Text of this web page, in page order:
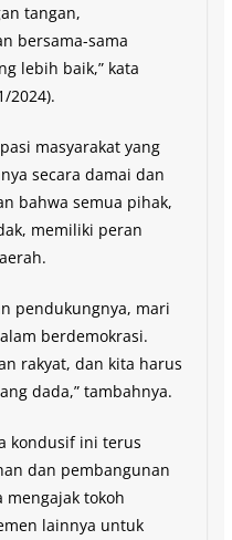
tangan,
bersama-sama
lebih baik,” kata
2024).
masyarakat yang
secara damai dan
bahwa semua pihak,
memiliki peran
pendukungnya, mari
berdemokrasi.
rakyat, dan kita harus
dada,” tambahnya.
kondusif ini terus
dan pembangunan
tokoh
lainnya untuk